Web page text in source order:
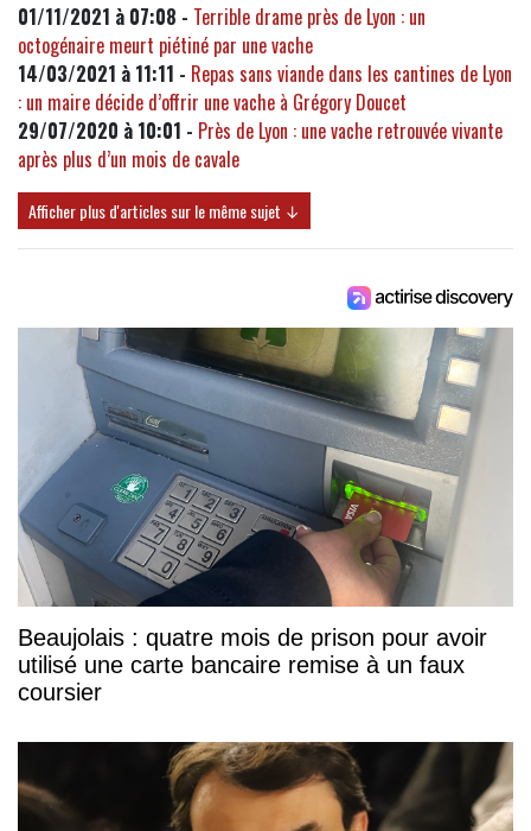
01/11/2021 à 07:08 - Terrible drame près de Lyon : un
octogénaire meurt piétiné par une vache
14/03/2021 à 11:11 - Repas sans viande dans les cantines de Lyon
: un maire décide d’offrir une vache à Grégory Doucet
29/07/2020 à 10:01 - Près de Lyon : une vache retrouvée vivante
après plus d’un mois de cavale
Afficher plus d'articles sur le même sujet ↓
Beaujolais : quatre mois de prison pour avoir
utilisé une carte bancaire remise à un faux
coursier